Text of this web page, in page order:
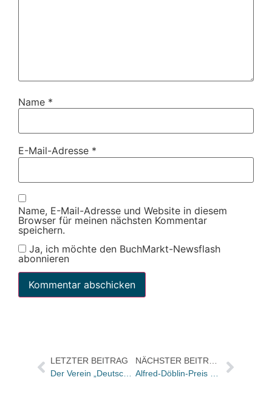
Name *
E-Mail-Adresse *
Name, E-Mail-Adresse und Website in diesem
Browser für meinen nächsten Kommentar
speichern.
Ja, ich möchte den BuchMarkt-Newsflash
abonnieren
LETZTER BEITRAG
Der Verein „Deutschland liest vor“ erhält eine Spende der UPS Foundation
NÄCHSTER BEITRAG
Alfred-Döblin-Preis 2005 an Jan Faktor